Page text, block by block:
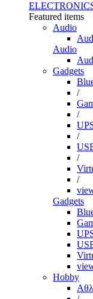
Featured items
Audio
Audio
Gadgets
/
/
/
/
/
Gadgets
Hobby